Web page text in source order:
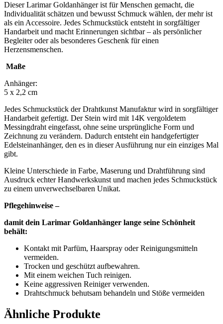
Dieser Larimar Goldanhänger ist für Menschen gemacht, die
Individualität schätzen und bewusst Schmuck wählen, der mehr ist
als ein Accessoire. Jedes Schmuckstück entsteht in sorgfältiger
Handarbeit und macht Erinnerungen sichtbar – als persönlicher
Begleiter oder als besonderes Geschenk für einen
Herzensmenschen.
Maße
Anhänger:
5 x 2,2 cm
Jedes Schmuckstück der Drahtkunst Manufaktur wird in sorgfältiger
Handarbeit gefertigt. Der Stein wird mit 14K vergoldetem
Messingdraht eingefasst, ohne seine ursprüngliche Form und
Zeichnung zu verändern. Dadurch entsteht ein handgefertigter
Edelsteinanhänger, den es in dieser Ausführung nur ein einziges Mal
gibt.
Kleine Unterschiede in Farbe, Maserung und Drahtführung sind
Ausdruck echter Handwerkskunst und machen jedes Schmuckstück
zu einem unverwechselbaren Unikat.
Pflegehinweise –
damit dein Larimar Goldanhänger lange seine Schönheit
behält:
Kontakt mit Parfüm, Haarspray oder Reinigungsmitteln
vermeiden.
Trocken und geschützt aufbewahren.
Mit einem weichen Tuch reinigen.
Keine aggressiven Reiniger verwenden.
Drahtschmuck behutsam behandeln und Stöße vermeiden
Ähnliche Produkte